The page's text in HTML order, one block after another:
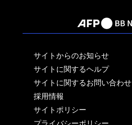
サイトからのお知らせ
サイトに関するヘルプ
サイトに関するお問い合わせ
採用情報
サイトポリシー